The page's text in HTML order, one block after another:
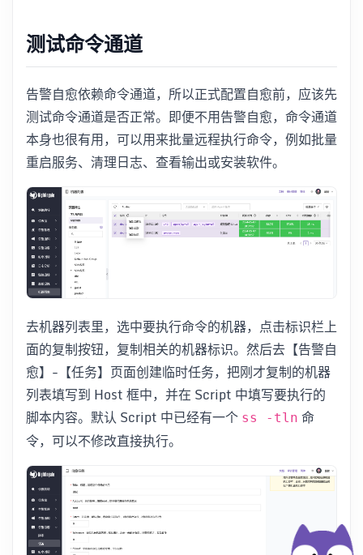
测试命令通道
告警自愈依赖命令通道，所以正式配置自愈前，应该先
测试命令通道是否正常。即便不用告警自愈，命令通道
本身也很有用，可以用来批量远程执行命令，例如批量
重启服务、清理日志、查看输出或安装软件。
去机器列表里，选中要执行命令的机器，点击标识栏上
面的复制按钮，复制相关的机器标识。然后去【告警自
愈】-【任务】页面创建临时任务，把刚才复制的机器
列表填写到 Host 框中，并在 Script 中填写要执行的
脚本内容。默认 Script 中已经有一个 ss -tln 命
令，可以不修改直接执行。